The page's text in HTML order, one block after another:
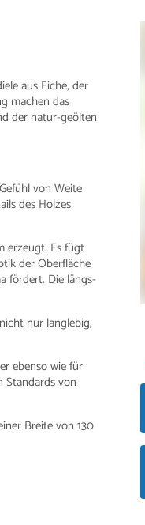
aus Eiche, der
machen das
der natur-geölten
von Weite
des Holzes
erzeugt. Es fügt
der Oberfläche
fördert. Die längs-
nur langlebig,
ebenso wie für
Standards von
Breite von 130